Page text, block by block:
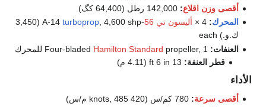
أقصى وزن اقلاع: 142,000 رطل (64,400 كگ)
المحرك:
4 × أليسون تي 56 -A-14
turboprop
, 4,600 shp (3,450
ك.و.) each
العنفات:
Hamilton Standard propeller, 1 للمحرك
قطر العنفة:
الأداء
أقصى سرعة: 780 كم/س (420 knots, 485 م/س)